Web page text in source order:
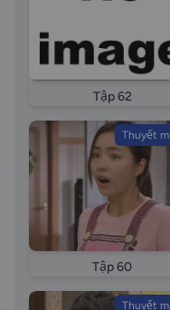
Tập 62
Thuyết
Tập 60
Thuyết